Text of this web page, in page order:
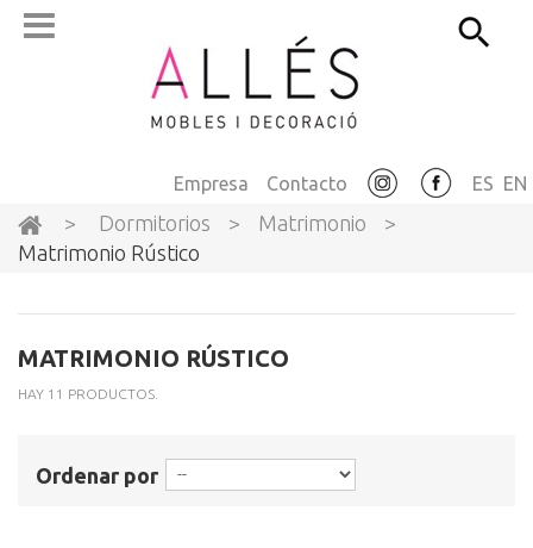
ES EN
Contacto
Empresa
> Dormitorios > Matrimonio
>
Matrimonio Rústico
MATRIMONIO RÚSTICO
HAY 11 PRODUCTOS.
Ordenar por